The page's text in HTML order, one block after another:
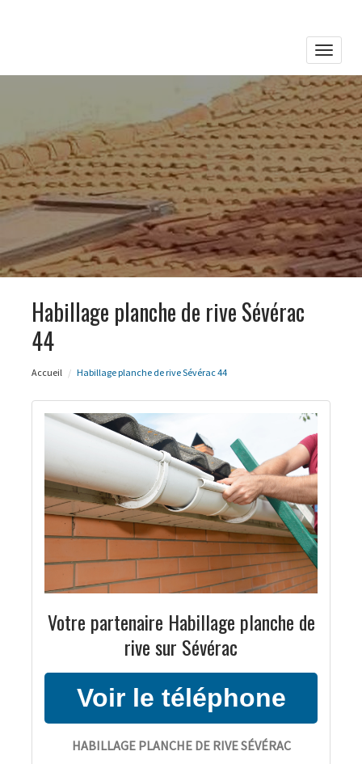
Toggle
Habillage planche de rive Sévérac
44
Accueil Habillage planche de rive Sévérac 44
Votre partenaire Habillage planche de
rive sur Sévérac
HABILLAGE PLANCHE DE RIVE SÉVÉRAC